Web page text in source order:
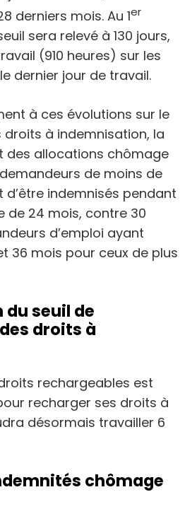
derniers mois. Au 1er
sera relevé à 130 jours,
(910 heures) sur les
dernier jour de travail.
à ces évolutions sur le
à indemnisation, la
des allocations chômage
de moins de
indemnisés pendant
de 24 mois, contre 30
d’emploi ayant
36 mois pour ceux de plus
seuil de
droits à
rechargeables est
recharger ses droits à
désormais travailler 6
chômage